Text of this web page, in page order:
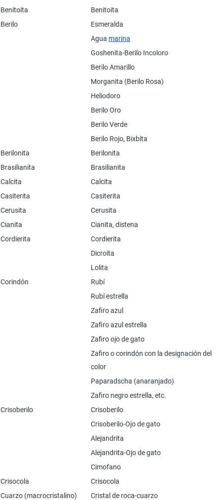
Benitoita
Benitoita
Berilo
Esmeralda
Agua marina
Goshenita-Berilo Incoloro
Berilo Amarillo
Morganita (Berilo Rosa)
Heliodoro
Berilo Oro
Berilo Verde
Berilo Rojo, Bixbita
Berilonita
Berilonita
Brasilianita
Brasilianita
Calcita
Calcita
Casiterita
Casiterita
Cerusita
Cerusita
Cianita
Cianita, distena
Cordierita
Cordierita
Dicroita
Lolita
Corindón
Rubí
Rubí estrella
Zafiro azul
Zafiro azul estrella
Zafiro ojo de gato
Zafiro o corindón con la designación del
color
Paparadscha (anaranjado)
Zafiro negro estrella, etc.
Crisoberilo
Crisoberilo
Crisoberilo-Ojo de gato
Alejandrita
Alejandrita-Ojo de gato
Cimofano
Crisocola
Crisocola
Cuarzo (macrocristalino)
Cristal de roca-cuarzo